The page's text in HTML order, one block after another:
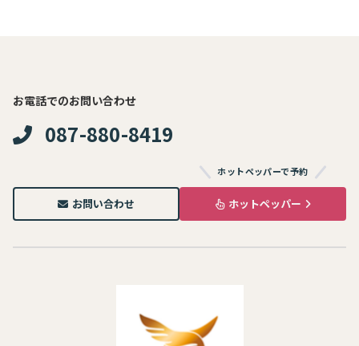
お電話でのお問い合わせ
087-880-8419
お問い合わせ
ホットペッパーで予約
ホットペッパー